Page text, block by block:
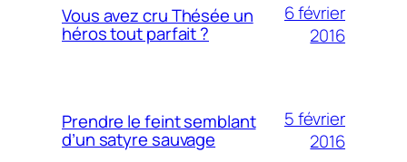
Vous avez cru Thésée un
héros tout parfait ?
6 février
2016
Prendre le feint semblant
d’un satyre sauvage
5 février
2016